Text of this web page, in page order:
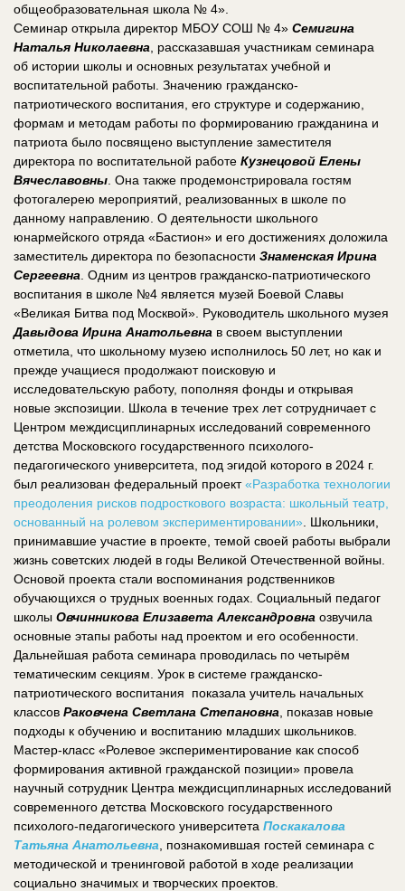
общеобразовательная школа № 4».
Семинар открыла директор МБОУ СОШ № 4» Семигина
Наталья Николаевна , рассказавшая участникам семинара
об истории школы и основных результатах учебной и
воспитательной работы. Значению гражданско-
патриотического воспитания, его структуре и содержанию,
формам и методам работы по формированию гражданина и
патриота было посвящено выступление заместителя
директора по воспитательной работе Кузнецовой Елены
Вячеславовны . Она также продемонстрировала гостям
фотогалерею мероприятий, реализованных в школе по
данному направлению. О деятельности школьного
юнармейского отряда «Бастион» и его достижениях доложила
заместитель директора по безопасности Знаменская Ирина
Сергеевна . Одним из центров гражданско-патриотического
воспитания в школе №4 является музей Боевой Славы
«Великая Битва под Москвой». Руководитель школьного музея
Давыдова Ирина Анатольевна в своем выступлении
отметила, что школьному музею исполнилось 50 лет, но как и
прежде учащиеся продолжают поисковую и
исследовательскую работу, пополняя фонды и открывая
новые экспозиции. Школа в течение трех лет сотрудничает с
Центром междисциплинарных исследований современного
детства Московского государственного психолого-
педагогического университета, под эгидой которого в 2024 г.
был реализован федеральный проект«Разработка технологии
преодоления рисков подросткового возраста: школьный театр,
основанный на ролевом экспериментировании» . Школьники,
принимавшие участие в проекте, темой своей работы выбрали
жизнь советских людей в годы Великой Отечественной войны.
Основой проекта стали воспоминания родственников
обучающихся о трудных военных годах. Социальный педагог
школы Овчинникова Елизавета Александровна озвучила
основные этапы работы над проектом и его особенности.
Дальнейшая работа семинара проводилась по четырём
тематическим секциям. Урок в системе гражданско-
патриотического воспитания показала учитель начальных
классов Раковчена Светлана Степановна , показав новые
подходы к обучению и воспитанию младших школьников.
Мастер-класс «Ролевое экспериментирование как способ
формирования активной гражданской позиции» провела
научный сотрудник Центра междисциплинарных исследований
современного детства Московского государственного
психолого-педагогического университета Поскакалова
Татьяна Анатольевна , познакомившая гостей семинара с
методической и тренинговой работой в ходе реализации
социально значимых и творческих проектов.